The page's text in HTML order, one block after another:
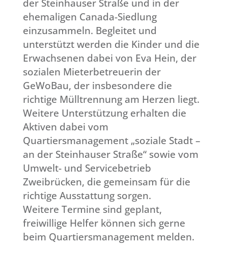
der Steinhauser Straße und in der
ehemaligen Canada-Siedlung
einzusammeln. Begleitet und
unterstützt werden die Kinder und die
Erwachsenen dabei von Eva Hein, der
sozialen Mieterbetreuerin der
GeWoBau, der insbesondere die
richtige Mülltrennung am Herzen liegt.
Weitere Unterstützung erhalten die
Aktiven dabei vom
Quartiersmanagement „soziale Stadt –
an der Steinhauser Straße“ sowie vom
Umwelt- und Servicebetrieb
Zweibrücken, die gemeinsam für die
richtige Ausstattung sorgen.
Weitere Termine sind geplant,
freiwillige Helfer können sich gerne
beim Quartiersmanagement melden.